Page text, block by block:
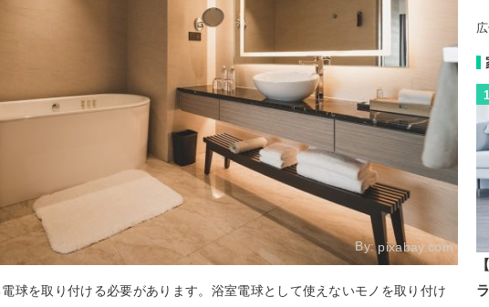
By:pixabay.com
球を取り付ける必要があります。浴室電球として使えないモノを取り付け